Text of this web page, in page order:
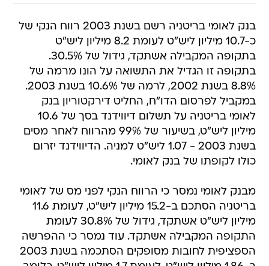
בנק לאומי בריטניה רשם בשנת 2003 רווח הנקי של
כ-10.7 מיליון ליש"ט לעומת 8.2 מיליון ליש"ט
בתקופה המקבילה אשתקד, גידול של 30.5%.
בתקופה זו הגדיל את התשואה על הונו מרמה של
8.8% בשנת 2002, לרמה של 10.6% בשנת 2003.
במקביל לפרסום הדו"ח, החליט דירקטוריון בנק
לאומי בריטניה על תשלום דיווידנד בסך של 10.6
מיליון ליש"ט, בשיעור של 99% מהרווח לאחר מסים
בשנת 2003 - 1.07 ליש"ט למניה. הדיווידנד יזרום
כולו לקופתו של בנק לאומי.
מבנק לאומי נמסר כי הרווח הנקי לפני מס של לאומי
בריטניה הסתכם ב-15.2 מיליון ליש"ט, לעומת 11.6
מיליון ליש"ט אשתקד, גידול של 30.8% לעומת
התקופה המקבילה אשתקד. עוד נמסר כי ההפרשה
הספציפית לחובות מסופקים הסתכמה בשנת 2003